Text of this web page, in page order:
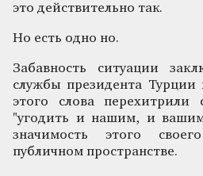
это действительно так.
Но есть одно но.
Забавность ситуации
службы президента Турции
этого слова перехитрили
"угодить и нашим, и
значимость этого
публичном пространстве.